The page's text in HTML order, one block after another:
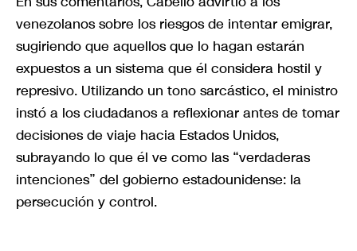
venezolanos sobre los riesgos de intentar emigrar,
sugiriendo que aquellos que lo hagan estarán
expuestos a un sistema que él considera hostil y
represivo. Utilizando un tono sarcástico, el ministro
instó a los ciudadanos a reflexionar antes de tomar
decisiones de viaje hacia Estados Unidos,
subrayando lo que él ve como las “verdaderas
intenciones” del gobierno estadounidense: la
persecución y control.